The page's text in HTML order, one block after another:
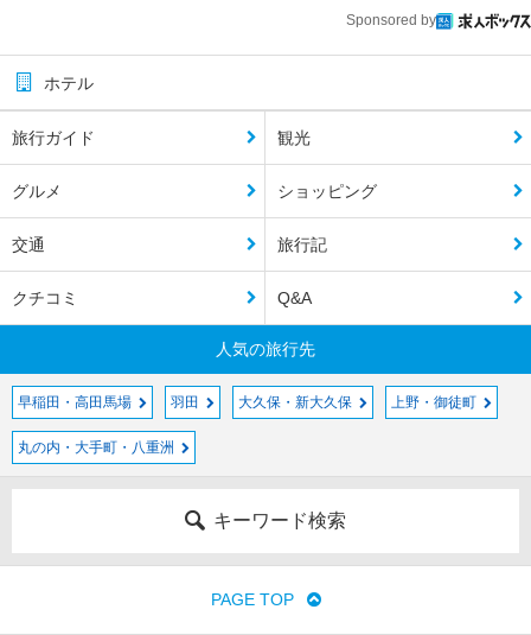
Sponsored by
ホテル
旅行ガイド 観光
グルメ ショッピング
交通 旅行記
クチコミ Q&A
人気の旅行先
早稲田・高田馬場 羽田 大久保・新大久保 上野・御徒町
丸の内・大手町・八重洲
キーワード検索
PAGE TOP